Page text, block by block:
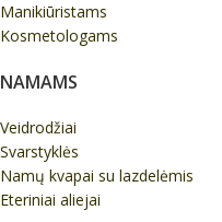
Manikiūristams
Kosmetologams
NAMAMS
Veidrodžiai
Svarstyklės
Namų kvapai su lazdelėmis
Eteriniai aliejai